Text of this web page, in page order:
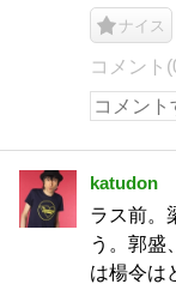
ナイス
コメント
katudon
ラス前。
う。郭盛
は楊令は